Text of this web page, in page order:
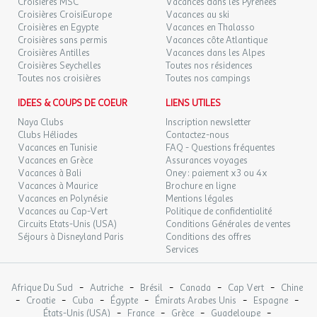
50euros)
Réception
Téléphone: 03 90 20 45 45
Réception : 24h/24
48.586714, 7.740241
Comment venir
En voiture
De Paris A4 via Metz De Beaune A6 direction
Strasbourg/Mulhouse D'Allemagne rejoindre B28/E52 à hauteur
d'Offenburg pour rejoindre Kehl.
En train
est directement relié à Lille, Lyon, Marseille, Montpellier, Nîmes,
Paris et également au Luxembourg, à de nombreuses grandes
VEN.
13
NOV.
144 €
au lieu de
Retour le
14/11/2026
SAM.
NOV.
153 €
Retour le
DIM.
15
NOV.
85 €
au lieu de
LUN.
16 94 €
au lieu de
Retour le
MAR.
17
NOV.
94 €/hébergement
au lieu de118 €
Retour le
18/11/2026
18
NOV.
au lieu de118 €
19/11/2026
Croisières CroisiEurope
Croisières en Egypte
Croisières sans permis
Croisières Antilles
Croisières Seychelles
Toutes nos croisières
Vacances au ski
Vacances en Thalasso
Vacances côte Atlantique
Vacances dans les Alpes
Toutes nos résidences
Toutes nos campings
IDEES & COUPS DE COEUR
Naya Clubs
Clubs Héliades
Vacances en Tunisie
Vacances en Grèce
Vacances à Bali
Vacances à Maurice
Vacances en Polynésie
Vacances au Cap-Vert
Circuits Etats-Unis (USA)
Séjours à Disneyland Paris
LIENS UTILES
Inscription newsletter
Contactez-nous
FAQ - Questions fréquentes
Assurances voyages
Oney : paiement x3 ou 4x
Brochure en ligne
Mentions légales
Politique de confidentialité
Conditions Générales de ventes
Conditions des offres
Services
Afrique Du Sud - Autriche - Brésil - Canada - Cap Vert - Chine
- Croatie - Cuba - Égypte - Émirats Arabes Unis - Espagne -
États-Unis (USA) - France - Grèce - Guadeloupe -